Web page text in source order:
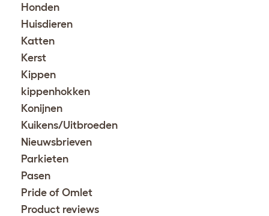
Honden
Huisdieren
Katten
Kerst
Kippen
kippenhokken
Konijnen
Kuikens/Uitbroeden
Nieuwsbrieven
Parkieten
Pasen
Pride of Omlet
Product reviews